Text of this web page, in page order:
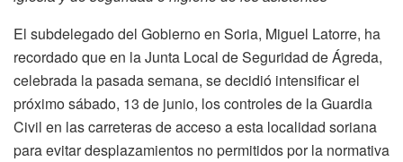
El subdelegado del Gobierno en Soria, Miguel Latorre, ha
recordado que en la Junta Local de Seguridad de Ágreda,
celebrada la pasada semana, se decidió intensificar el
próximo sábado, 13 de junio, los controles de la Guardia
Civil en las carreteras de acceso a esta localidad soriana
para evitar desplazamientos no permitidos por la normativa